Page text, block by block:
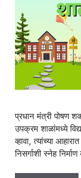
प्रधान मंत्री पोषण
उपक्रम शाळांमध्ये
व्हावा, त्यांच्या
निसर्गाशी स्नेह